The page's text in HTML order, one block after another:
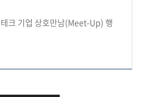
크 기업 상호만남(Meet-Up) 행